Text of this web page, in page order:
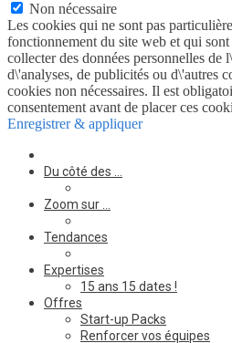
Non nécessaire
Les cookies qui ne sont pas
fonctionnement du site web et qui
collecter des données personnelles de
d\'analyses, de publicités ou d\'autres
cookies non nécessaires. Il est
consentement avant de placer ces
Enregistrer & appliquer
Du côté des …
Zoom sur …
Tendances
Expertises
15 ans 15 dates !
Offres
Start-up Packs
Renforcer vos équipes